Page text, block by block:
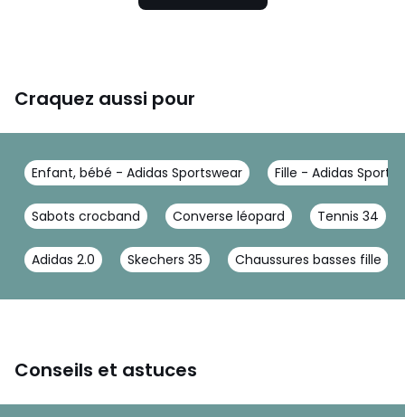
Craquez aussi pour
Enfant, bébé - Adidas Sportswear Fille - Adidas
Sabots crocband Converse léopard Tennis 34
Adidas 2.0 Skechers 35 Chaussures basses fille
Conseils et astuces